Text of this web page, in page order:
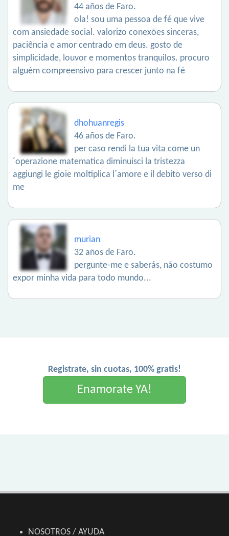
44 años de Faro.
ola! sou uma pessoa de fé que vive
com ansiedade social. valorizo conexões sinceras,
paciência e amor centrado em deus. gosto de
simplicidade, louvor e momentos tranquilos. procuro
alguém compreensivo para crescer junto na fé
dhohuanregis
46 años de Faro.
per caso rendi la tua vita come un
´operazione matematica diminuisci la tristezza
aggiungi le gioie moltiplica l´amore e il debito verso di
me
murian
32 años de Faro.
pergunte-me e saberás, não costumo
expor minha vida para todo mundo...
Registrate, sin cuotas, 100% gratis!
Enamorate YA!
NOSOTROS / AYUDA